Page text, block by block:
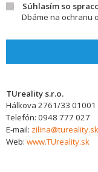
Súhlasím so
Dbáme na ochranu
TUreality s.r.o.
Hálkova 2761/33 01001
Telefón: 0948 777 027
E-mail: zilina@tureality.sk
Web: www.TUreality.sk